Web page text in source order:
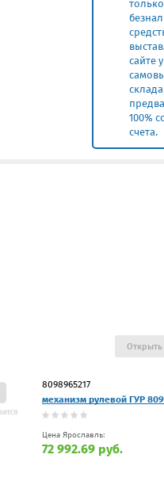
сайте
100%
счета.
8098965217
механизм рулевой ГУР
Цена Ярославль:
72 992.69 руб.
Открыть